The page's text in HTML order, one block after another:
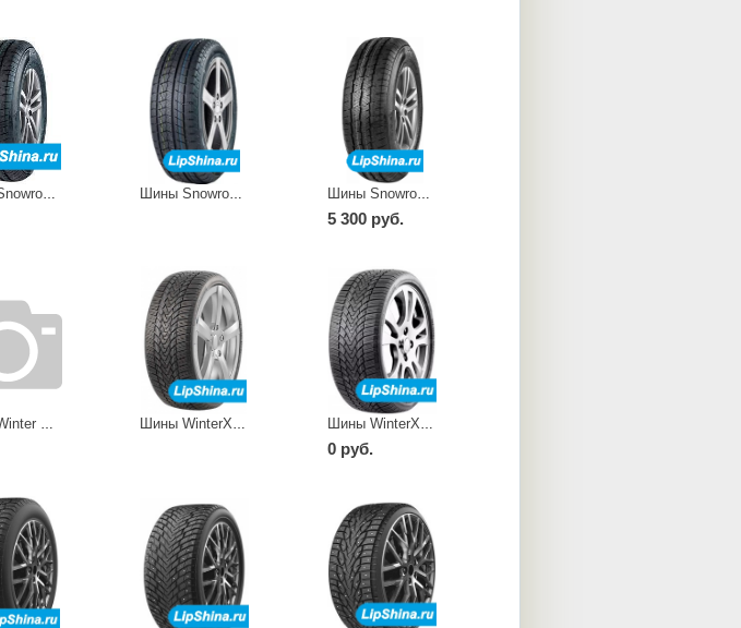
Шины Snowrover 989 Шины Snowrover868 Шины Snowrover989
5 300 руб.
0 руб.